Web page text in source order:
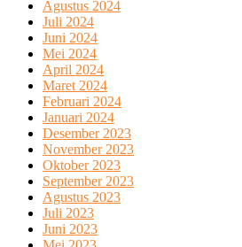
Agustus 2024
Juli 2024
Juni 2024
Mei 2024
April 2024
Maret 2024
Februari 2024
Januari 2024
Desember 2023
November 2023
Oktober 2023
September 2023
Agustus 2023
Juli 2023
Juni 2023